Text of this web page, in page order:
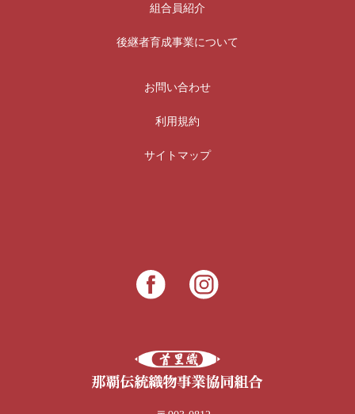
組合員紹介
後継者育成事業について
お問い合わせ
利用規約
サイトマップ